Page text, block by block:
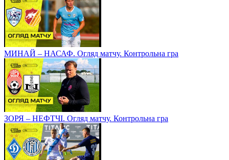
МИНАЙ – НАСАФ. Огляд матчу. Контрольна гра
ЗОРЯ – НЕФТЧІ. Огляд матчу. Контрольна гра